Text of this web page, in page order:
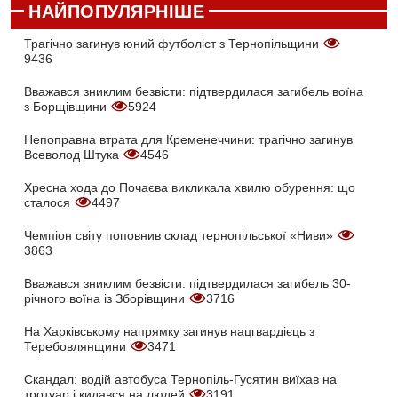
НАЙПОПУЛЯРНІШЕ
Трагічно загинув юний футболіст з Тернопільщини
9436
Вважався зниклим безвісти: підтвердилася загибель воїна
з Борщівщини
5924
Непоправна втрата для Кременеччини: трагічно загинув
Всеволод Штука
4546
Хресна хода до Почаєва викликала хвилю обурення: що
сталося
4497
Чемпіон світу поповнив склад тернопільської «Ниви»
3863
Вважався зниклим безвісти: підтвердилася загибель 30-
річного воїна із Зборівщини
3716
На Харківському напрямку загинув нацгвардієць з
Теребовлянщини
3471
Скандал: водій автобуса Тернопіль-Гусятин виїхав на
тротуар і кидався на людей
3191